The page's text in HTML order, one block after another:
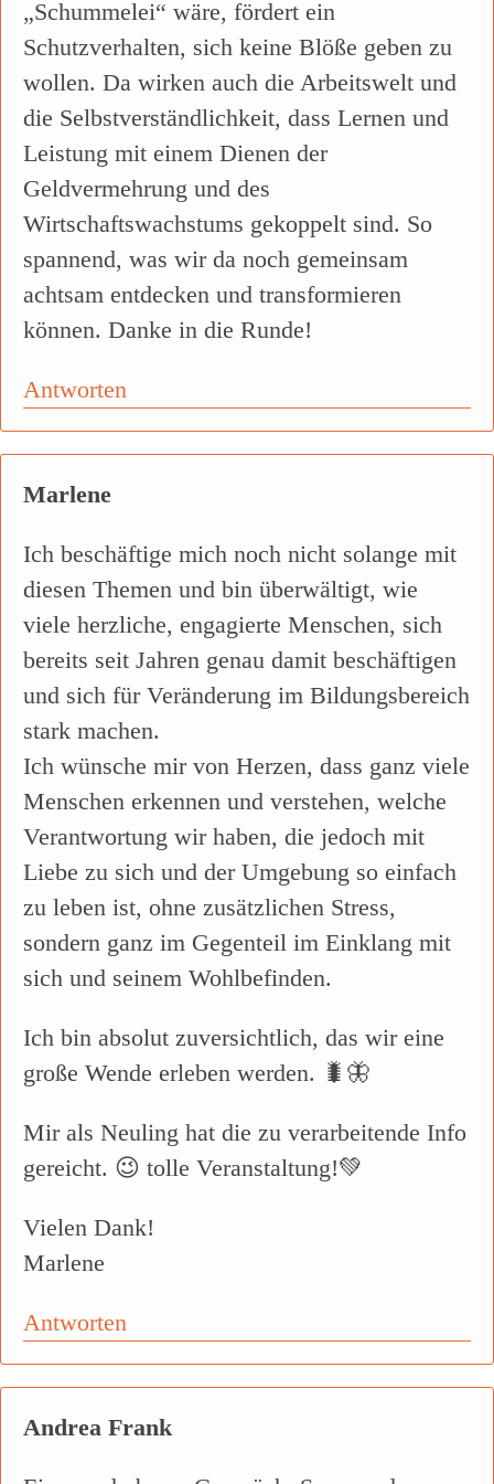
„Schummelei“ wäre, fördert ein
Schutzverhalten, sich keine Blöße geben zu
wollen. Da wirken auch die Arbeitswelt und
die Selbstverständlichkeit, dass Lernen und
Leistung mit einem Dienen der
Geldvermehrung und des
Wirtschaftswachstums gekoppelt sind. So
spannend, was wir da noch gemeinsam
achtsam entdecken und transformieren
können. Danke in die Runde!
Antworten
Marlene
Ich beschäftige mich noch nicht solange mit
diesen Themen und bin überwältigt, wie
viele herzliche, engagierte Menschen, sich
bereits seit Jahren genau damit beschäftigen
und sich für Veränderung im Bildungsbereich
stark machen.
Ich wünsche mir von Herzen, dass ganz viele
Menschen erkennen und verstehen, welche
Verantwortung wir haben, die jedoch mit
Liebe zu sich und der Umgebung so einfach
zu leben ist, ohne zusätzlichen Stress,
sondern ganz im Gegenteil im Einklang mit
sich und seinem Wohlbefinden.
Ich bin absolut zuversichtlich, das wir eine
große Wende erleben werden. 🐛🦋
Mir als Neuling hat die zu verarbeitende Info
gereicht. 😉 tolle Veranstaltung!💚
Vielen Dank!
Marlene
Antworten
Andrea Frank